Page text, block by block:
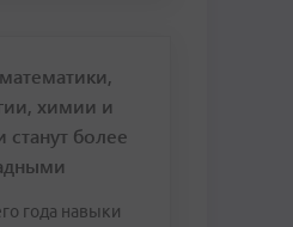
химии и
станут более
года навыки